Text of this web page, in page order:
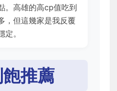
。高雄的高cp值吃到
，但這幾家是我反覆
。
推薦